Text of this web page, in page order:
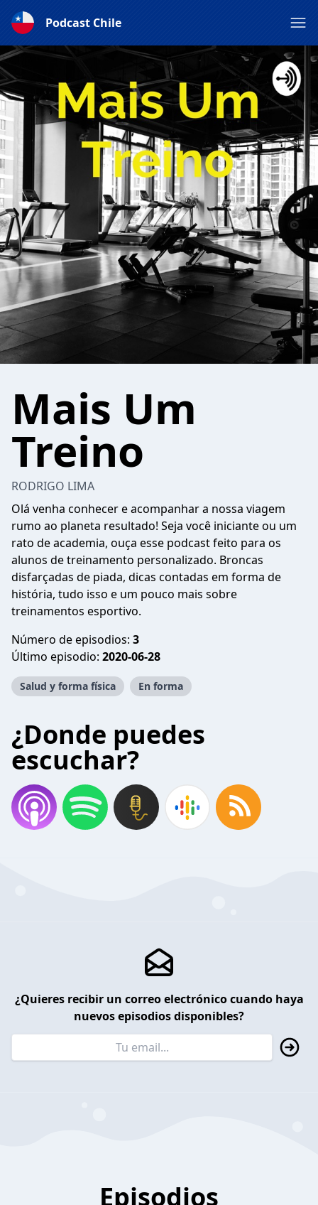
Podcast Chile
Mais Um
Treino
RODRIGO LIMA
Olá venha conhecer e acompanhar a nossa viagem
rumo ao planeta resultado! Seja você iniciante ou um
rato de academia, ouça esse podcast feito para os
alunos de treinamento personalizado. Broncas
disfarçadas de piada, dicas contadas em forma de
história, tudo isso e um pouco mais sobre
treinamentos esportivo.
Número de episodios: 3
Último episodio: 2020-06-28
Salud y forma física En forma
¿Donde puedes
escuchar?
¿Quieres recibir un correo electrónico cuando haya
nuevos episodios disponibles?
Episodios